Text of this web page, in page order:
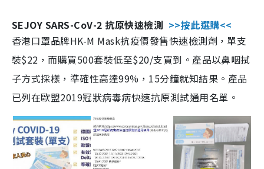
SEJOY SARS-CoV-2 抗原快速檢測 >>按此選購<<
香港口罩品牌HK-M Mask抗疫價發售快速檢測劑，單支
裝$22，而購買500套裝低至$20/支買到。產品以鼻咽拭
子方式採樣，準確性高達99%，15分鐘就知結果。產品
已列在歐盟2019冠狀病毒病快速抗原測試通用名單。